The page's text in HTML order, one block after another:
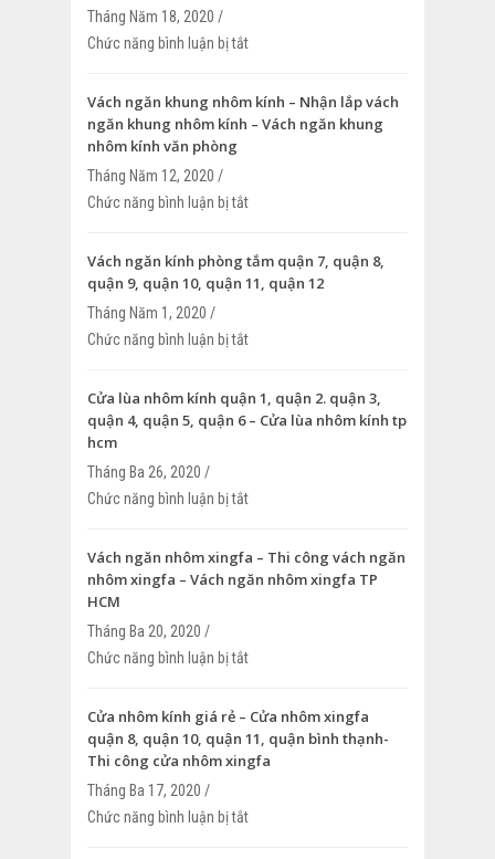
Tháng Năm 18, 2020 /
Chức năng bình luận bị tắt
Vách ngăn khung nhôm kính – Nhận lắp vách
ngăn khung nhôm kính – Vách ngăn khung
nhôm kính văn phòng
Tháng Năm 12, 2020 /
Chức năng bình luận bị tắt
kính văn phòng
Vách ngăn kính phòng tắm quận 7, quận 8,
quận 9, quận 10, quận 11, quận 12
Tháng Năm 1, 2020 /
Chức năng bình luận bị tắt
Cửa lùa nhôm kính quận 1, quận 2. quận 3,
quận 4, quận 5, quận 6 – Cửa lùa nhôm kính tp
hcm
Tháng Ba 26, 2020 /
Chức năng bình luận bị tắt
Vách ngăn nhôm xingfa – Thi công vách ngăn
nhôm xingfa – Vách ngăn nhôm xingfa TP
HCM
Tháng Ba 20, 2020 /
Chức năng bình luận bị tắt
Cửa nhôm kính giá rẻ – Cửa nhôm xingfa
quận 8, quận 10, quận 11, quận bình thạnh-
Thi công cửa nhôm xingfa
Tháng Ba 17, 2020 /
Chức năng bình luận bị tắt